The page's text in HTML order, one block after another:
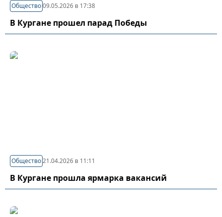
Общество09.05.2026 в 17:38
В Кургане прошел парад Победы
Общество21.04.2026 в 11:11
В Кургане прошла ярмарка вакансий